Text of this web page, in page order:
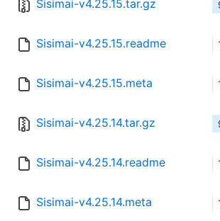
Sisimai-v4.25.15.tar.gz
Sisimai-v4.25.15.readme
Sisimai-v4.25.15.meta
Sisimai-v4.25.14.tar.gz
Sisimai-v4.25.14.readme
Sisimai-v4.25.14.meta